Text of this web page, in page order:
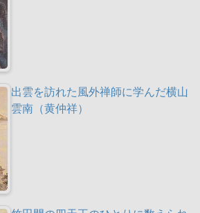
出雲を訪れた風外禅師に学んだ横山
雲南（黄仲祥）